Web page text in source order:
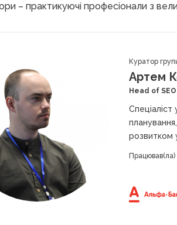
– практикуючі професіонали з
Куратор
Артем
Head of
розвитком
Працював(ла)